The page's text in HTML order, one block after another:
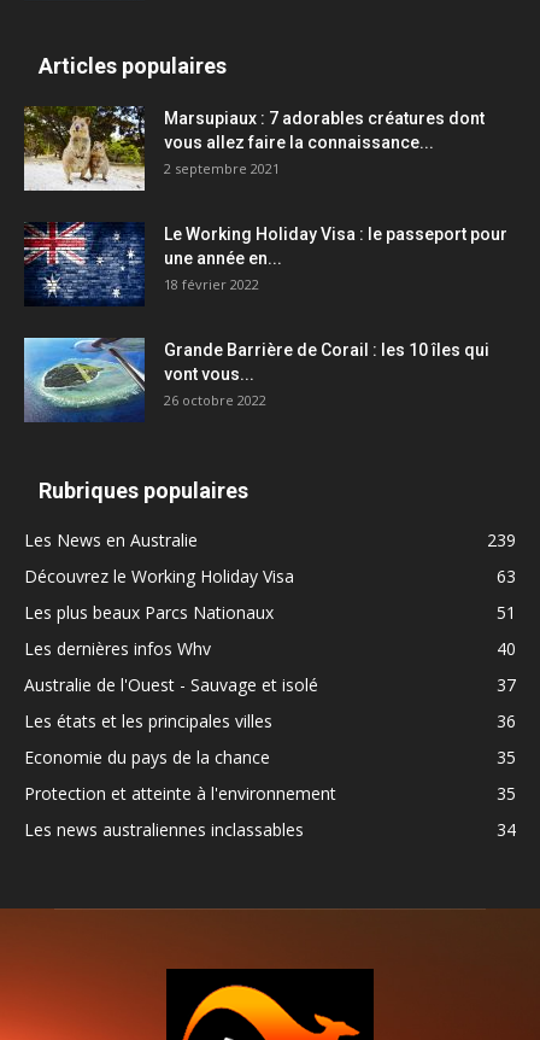
Articles populaires
Marsupiaux : 7 adorables créatures dont
vous allez faire la connaissance...
2 septembre 2021
Le Working Holiday Visa : le passeport pour
une année en...
18 février 2022
Grande Barrière de Corail : les 10 îles qui
vont vous...
26 octobre 2022
Rubriques populaires
Les News en Australie
239
Découvrez le Working Holiday Visa
63
Les plus beaux Parcs Nationaux
51
Les dernières infos Whv
40
Australie de l'Ouest - Sauvage et isolé
37
Les états et les principales villes
36
Economie du pays de la chance
35
Protection et atteinte à l'environnement
35
Les news australiennes inclassables
34